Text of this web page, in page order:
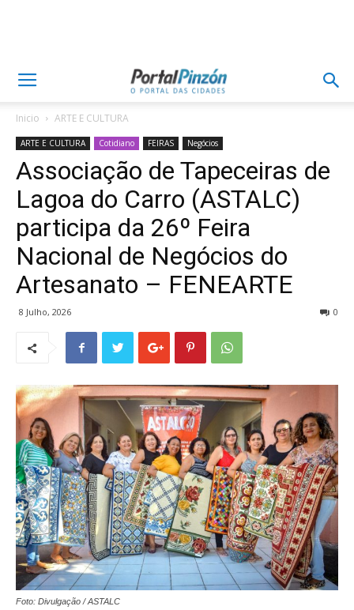
Inicio ARTE E CULTURA
ARTE E CULTURA Cotidiano FEIRAS Negócios
Associação de Tapeceiras de
Lagoa do Carro (ASTALC)
participa da 26º Feira
Nacional de Negócios do
Artesanato – FENEARTE
8 Julho, 2026 0
Foto: Divulgação / ASTALC